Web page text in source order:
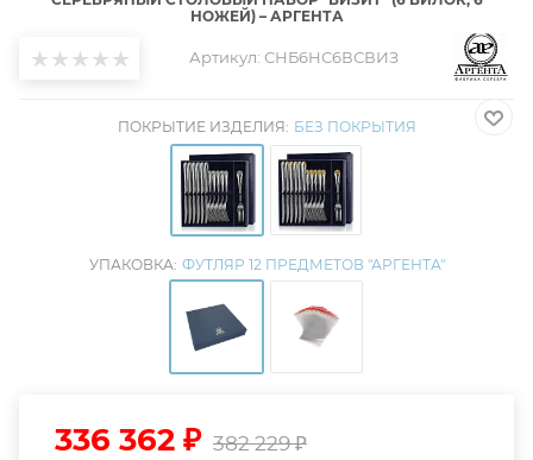
НОЖЕЙ) – АРГЕНТА
Артикул: СНБ6НС6ВСВИЗ
ПОКРЫТИЕ ИЗДЕЛИЯ: БЕЗ ПОКРЫТИЯ
УПАКОВКА: ФУТЛЯР 12 ПРЕДМЕТОВ "АРГЕНТА"
336 362 ₽ 382 229₽